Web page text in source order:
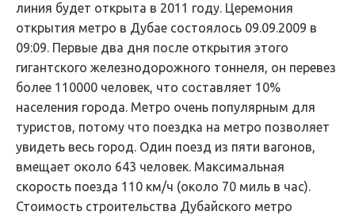
линия будет открыта в 2011 году. Церемония
открытия метро в Дубае состоялось 09.09.2009 в
09:09. Первые два дня после открытия этого
гигантского железнодорожного тоннеля, он перевез
более 110000 человек, что составляет 10%
населения города. Метро очень популярным для
туристов, потому что поездка на метро позволяет
увидеть весь город. Один поезд из пяти вагонов,
вмещает около 643 человек. Максимальная
скорость поезда 110 км/ч (около 70 миль в час).
Стоимость строительства Дубайского метро